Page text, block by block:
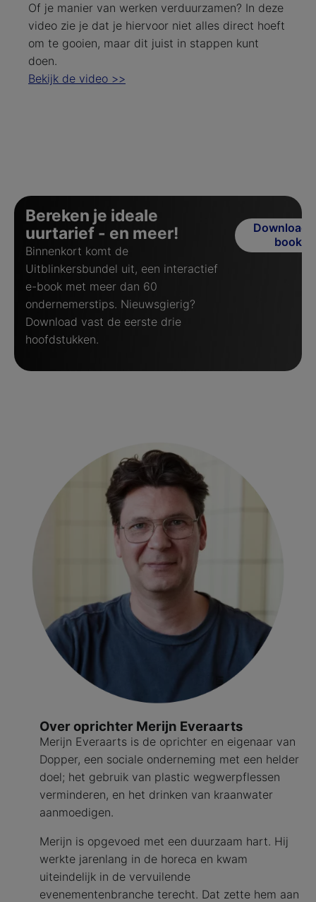
Of je manier van werken verduurzamen? In deze
video zie je dat je hiervoor niet alles direct hoeft
om te gooien, maar dit juist in stappen kunt
doen.
Bekijk de video >>
Bereken je ideale
uurtarief - en meer!
Binnenkort komt de
Uitblinkersbundel uit, een interactief
e-book met meer dan 60
ondernemerstips. Nieuwsgierig?
Download vast de eerste drie
hoofdstukken.
Download
book
Over oprichter Merijn Everaarts
Merijn Everaarts is de oprichter en eigenaar van
Dopper, een sociale onderneming met een helder
doel; het gebruik van plastic wegwerpflessen
verminderen, en het drinken van kraanwater
aanmoedigen.
Merijn is opgevoed met een duurzaam hart. Hij
werkte jarenlang in de horeca en kwam
uiteindelijk in de vervuilende
evenementenbranche terecht. Dat zette hem aan